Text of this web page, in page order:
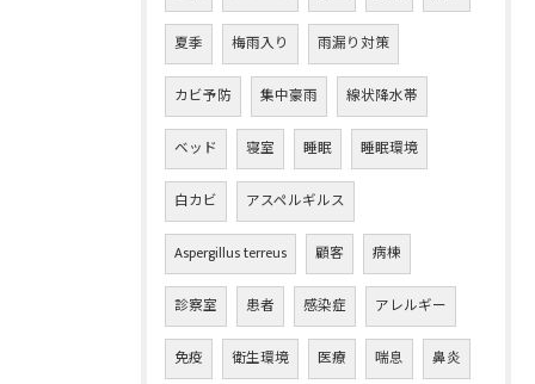
夏季 梅雨入り 雨漏り対策
カビ予防 集中豪雨 線状降水帯
ベッド 寝室 睡眠 睡眠環境
白カビ アスペルギルス
Aspergillus terreus 顧客 病棟
診察室 患者 感染症 アレルギー
免疫 衛生環境 医療 喘息 鼻炎